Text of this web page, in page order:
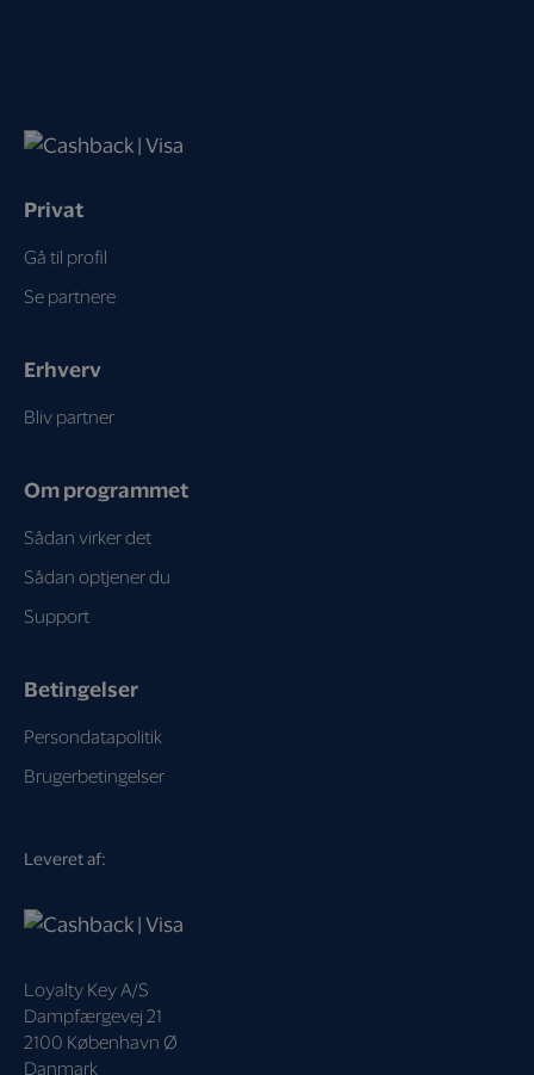
Leveret af:
Loyalty Key A/S
Dampfærgevej 21
2100 København Ø
Danmark
Privat
Gå til profil
Se partnere
Erhverv
Bliv partner
Om programmet
Sådan virker det
Sådan optjener du
Support
Betingelser
Persondatapolitik
Brugerbetingelser